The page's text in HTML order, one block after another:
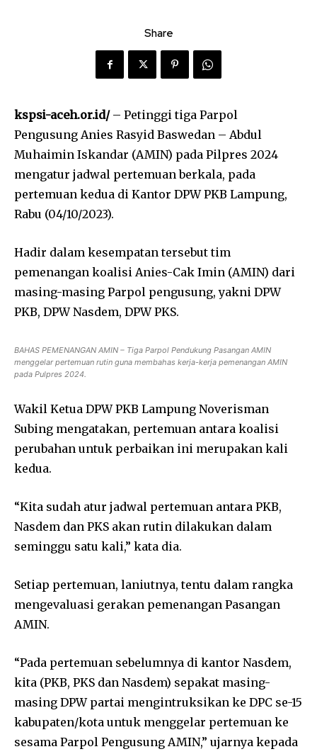
Share
kspsi-aceh.or.id/– Petinggi tiga Parpol
Pengusung Anies Rasyid Baswedan – Abdul
Muhaimin Iskandar (AMIN) pada Pilpres 2024
mengatur jadwal pertemuan berkala, pada
pertemuan kedua di Kantor DPW PKB Lampung,
Rabu (04/10/2023).
Hadir dalam kesempatan tersebut tim
pemenangan koalisi Anies-Cak Imin (AMIN) dari
masing-masing Parpol pengusung, yakni DPW
PKB, DPW Nasdem, DPW PKS.
BAHAS PEMENANGAN AMIN – Tiga Parpol Pendukung Pasangan AMIN
menggelar pertemuan rutin guna membahas kerja-kerja pemenangan AMIN
pada Pulpres 2024.
Wakil Ketua DPW PKB Lampung Noverisman
Subing mengatakan, pertemuan antara koalisi
perubahan untuk perbaikan ini merupakan kali
kedua.
“Kita sudah atur jadwal pertemuan antara PKB,
Nasdem dan PKS akan rutin dilakukan dalam
seminggu satu kali,” kata dia.
Setiap pertemuan, laniutnya, tentu dalam rangka
mengevaluasi gerakan pemenangan Pasangan
AMIN.
“Pada pertemuan sebelumnya di kantor Nasdem,
kita (PKB, PKS dan Nasdem) sepakat masing-
masing DPW partai mengintruksikan ke DPC se-15
kabupaten/kota untuk menggelar pertemuan ke
sesama Parpol Pengusung AMIN,” ujarnya kepada